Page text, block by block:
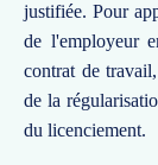
justifiée. Pour
de l'employeur
contrat de
de la
du licenciement.